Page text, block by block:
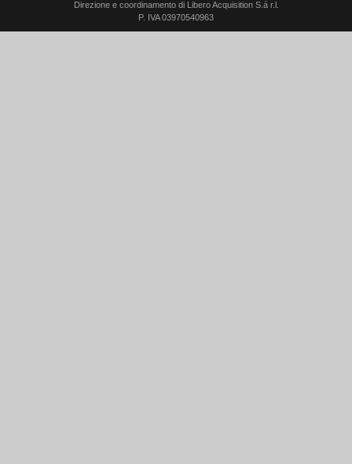
Direzione e coordinamento di Libero Acquisition S.á r.l.
P. IVA 03970540963